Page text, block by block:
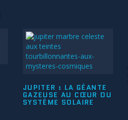
JUPITER : LA GÉANTE
GAZEUSE AU CŒUR DU
SYSTÈME SOLAIRE